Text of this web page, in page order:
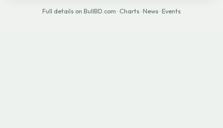
Full details on BullBD.com · Charts · News · Events